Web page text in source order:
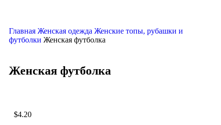
Главная Женская одежда Женские топы, рубашки и
футболки Женская футболка
Женская футболка
$4.20